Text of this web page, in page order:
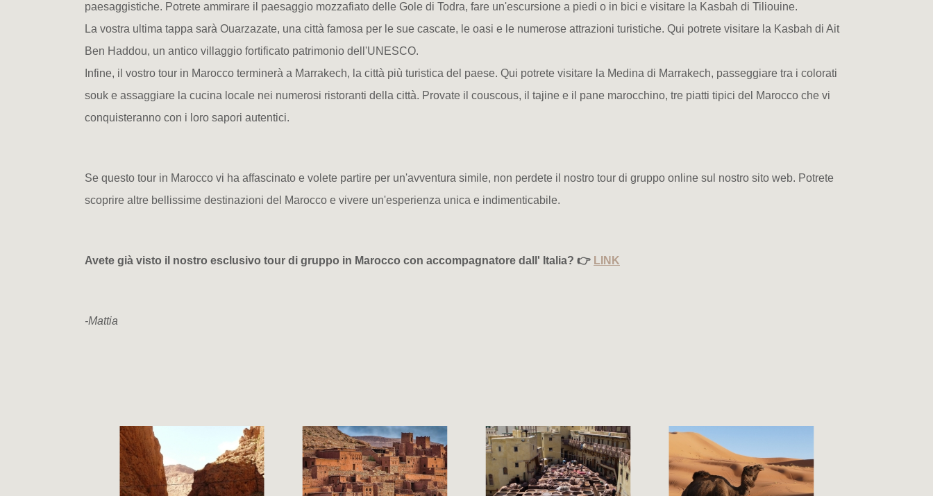
paesaggistiche. Potrete ammirare il paesaggio mozzafiato delle Gole di Todra, fare un'escursione a piedi o in bici e visitare la Kasbah di Tiliouine.
La vostra ultima tappa sarà Ouarzazate, una città famosa per le sue cascate, le oasi e le numerose attrazioni turistiche. Qui potrete visitare la Kasbah di Ait
Ben Haddou, un antico villaggio fortificato patrimonio dell'UNESCO.
Infine, il vostro tour in Marocco terminerà a Marrakech, la città più turistica del paese. Qui potrete visitare la Medina di Marrakech, passeggiare tra i colorati
souk e assaggiare la cucina locale nei numerosi ristoranti della città. Provate il couscous, il tajine e il pane marocchino, tre piatti tipici del Marocco che vi
conquisteranno con i loro sapori autentici.
Se questo tour in Marocco vi ha affascinato e volete partire per un'avventura simile, non perdete il nostro tour di gruppo online sul nostro sito web. Potrete
scoprire altre bellissime destinazioni del Marocco e vivere un'esperienza unica e indimenticabile.
Avete già visto il nostro esclusivo tour di gruppo in Marocco con accompagnatore dall' Italia? 👉 LINK
-Mattia